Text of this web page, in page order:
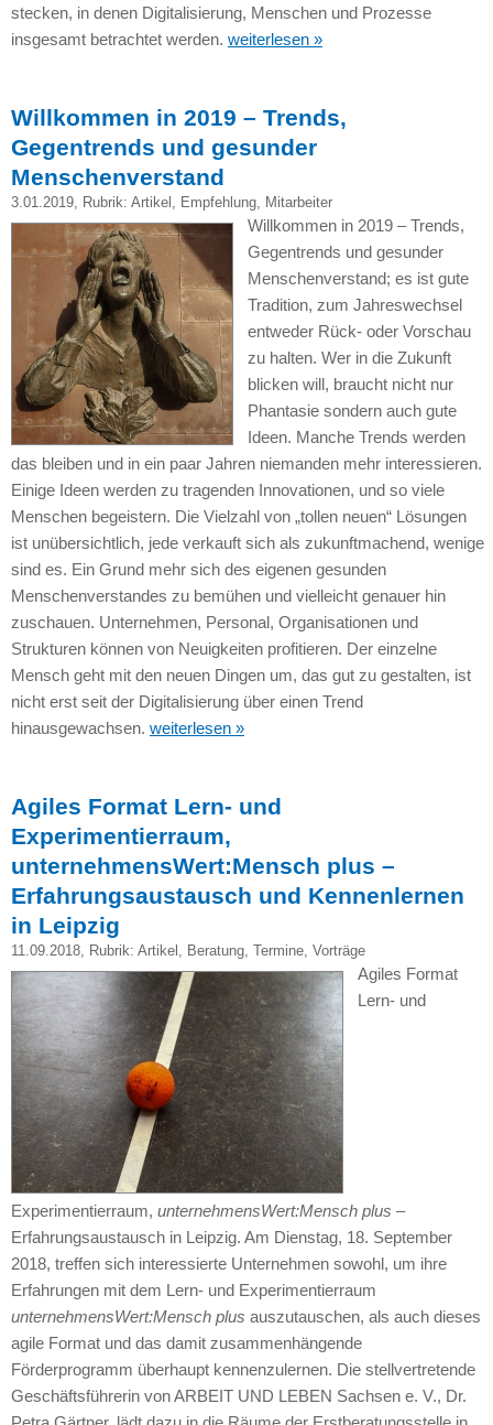
stecken, in denen Digitalisierung, Menschen und Prozesse
insgesamt betrachtet werden. weiterlesen »
Willkommen in 2019 – Trends,
Gegentrends und gesunder
Menschenverstand
3.01.2019, Rubrik: Artikel Empfehlung, Mitarbeiter
Willkommen in 2019 – Trends,
Gegentrends und gesunder
Menschenverstand; es ist gute
Tradition, zum Jahreswechsel
entweder Rück- oder Vorschau
zu halten. Wer in die Zukunft
blicken will, braucht nicht nur
Phantasie sondern auch gute
Ideen. Manche Trends werden
das bleiben und in ein paar Jahren niemanden mehr interessieren.
Einige Ideen werden zu tragenden Innovationen, und so viele
Menschen begeistern. Die Vielzahl von „tollen neuen“ Lösungen
ist unübersichtlich, jede verkauft sich als zukunftmachend, wenige
sind es. Ein Grund mehr sich des eigenen gesunden
Menschenverstandes zu bemühen und vielleicht genauer hin
zuschauen. Unternehmen, Personal, Organisationen und
Strukturen können von Neuigkeiten profitieren. Der einzelne
Mensch geht mit den neuen Dingen um, das gut zu gestalten, ist
nicht erst seit der Digitalisierung über einen Trend
hinausgewachsen. weiterlesen »
Agiles Format Lern- und
Experimentierraum,
unternehmensWert:Mensch plus –
Erfahrungsaustausch und Kennenlernen
in Leipzig
11.09.2018, Rubrik: Artikel Beratung, Termine, Vorträge
Agiles Format
Lern- und
Experimentierraum, unternehmensWert:Mensch plus –
Erfahrungsaustausch in Leipzig. Am Dienstag, 18. September
2018, treffen sich interessierte Unternehmen sowohl, um ihre
Erfahrungen mit dem Lern- und Experimentierraum
unternehmensWert:Mensch plus auszutauschen, als auch dieses
agile Format und das damit zusammenhängende
Förderprogramm überhaupt kennenzulernen. Die stellvertretende
Geschäftsführerin von ARBEIT UND LEBEN Sachsen e. V., Dr.